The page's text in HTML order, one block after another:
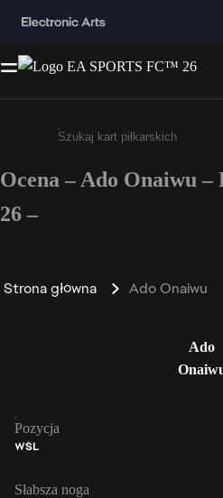
Wpisz co najmniej 3
Ocena – Ado Onaiwu
26 –
Strona główna Ado Onaiwu
Ado
Pozycja
WŚL
Słabsza noga